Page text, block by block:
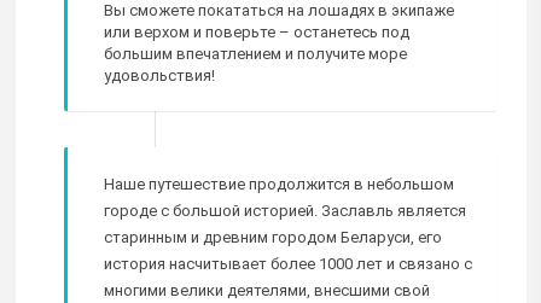
Вы сможете покататься на лошадях в экипаже
или верхом и поверьте – останетесь под
большим впечатлением и получите море
удовольствия!
Наше путешествие продолжится в небольшом
городе с большой историей. Заславль является
старинным и древним городом Беларуси, его
история насчитывает более 1000 лет и связано с
многими велики деятелями, внесшими свой